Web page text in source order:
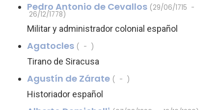
Pedro Antonio de Cevallos (29/06/1715 -
26/12/1778)
Militar y administrador colonial español
Agatocles ( - )
Tirano de Siracusa
Agustín de Zárate ( - )
Historiador español